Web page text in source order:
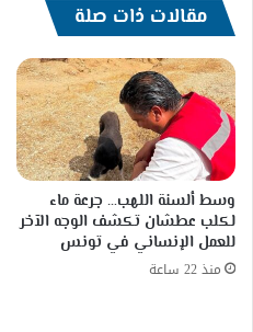
مقالات ذات صلة
وسط ألسنة اللهب… جرعة ماء
لكلب عطشان تكشف الوجه الآخر
للعمل الإنساني في تونس
منذ 22 ساعة